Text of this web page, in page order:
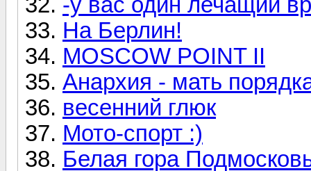
На Берлин!
MOSCOW POINT II
Анархия - мать
весенний глюк
Мото-спорт :)
Белая гора